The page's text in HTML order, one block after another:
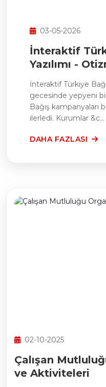
03-05-2026
İnteraktif
Yazılımı -
İnteraktif Türkiye
gecesinde yepyeni
Bağış
ilerledi. Kurumlar &c...
DAHA FAZLASI
02-10-2025
Çalışan
ve Aktiviteleri